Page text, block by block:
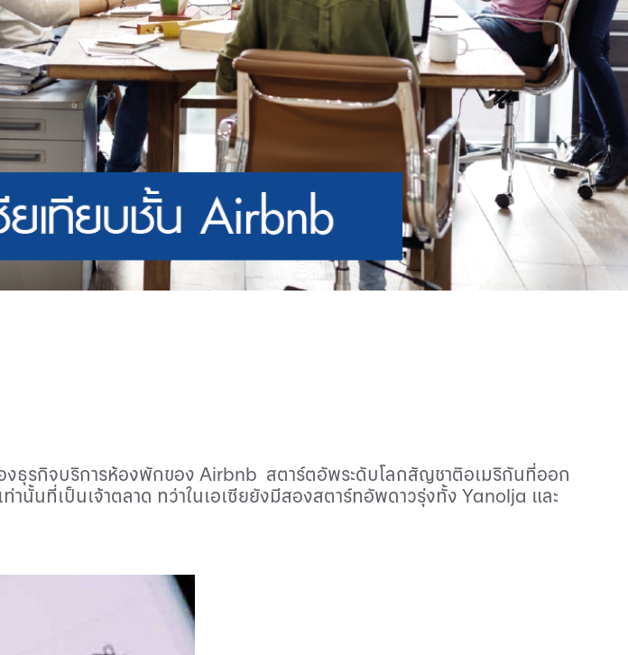
งธุรกิจบริการห้องพักของ Airbnb สตาร์ตอัพระดับโลกสัญชาติอเมริกันที่ออก
เท่านั้นที่เป็นเจ้าตลาด ทว่าในเอเซียยังมีสองสตาร์ทอัพดาวรุ่งทั้ง Yanolja และ